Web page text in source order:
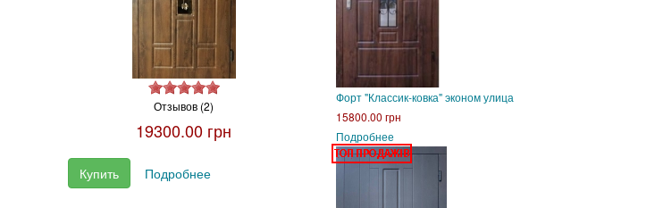
Отзывов (2)
19300.00 грн
Купить Подробнее
Форт "Классик-ковка" эконом улица
15800.00 грн
Подробнее